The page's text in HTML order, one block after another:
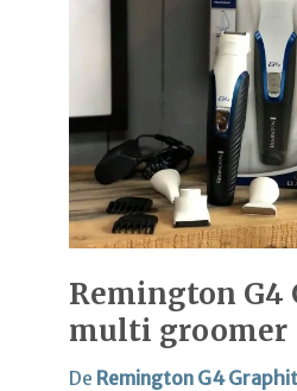
Remington G4
multi groomer
De Remington G4